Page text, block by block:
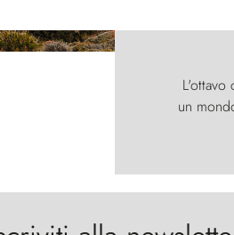
L'ottavo
un